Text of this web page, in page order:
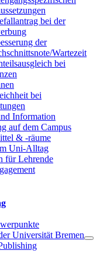
bei der
der
Wartezeit
bei
bei
Information
auf dem Campus
& -räume
Uni-Alltag
für Lehrende
Universität Bremen